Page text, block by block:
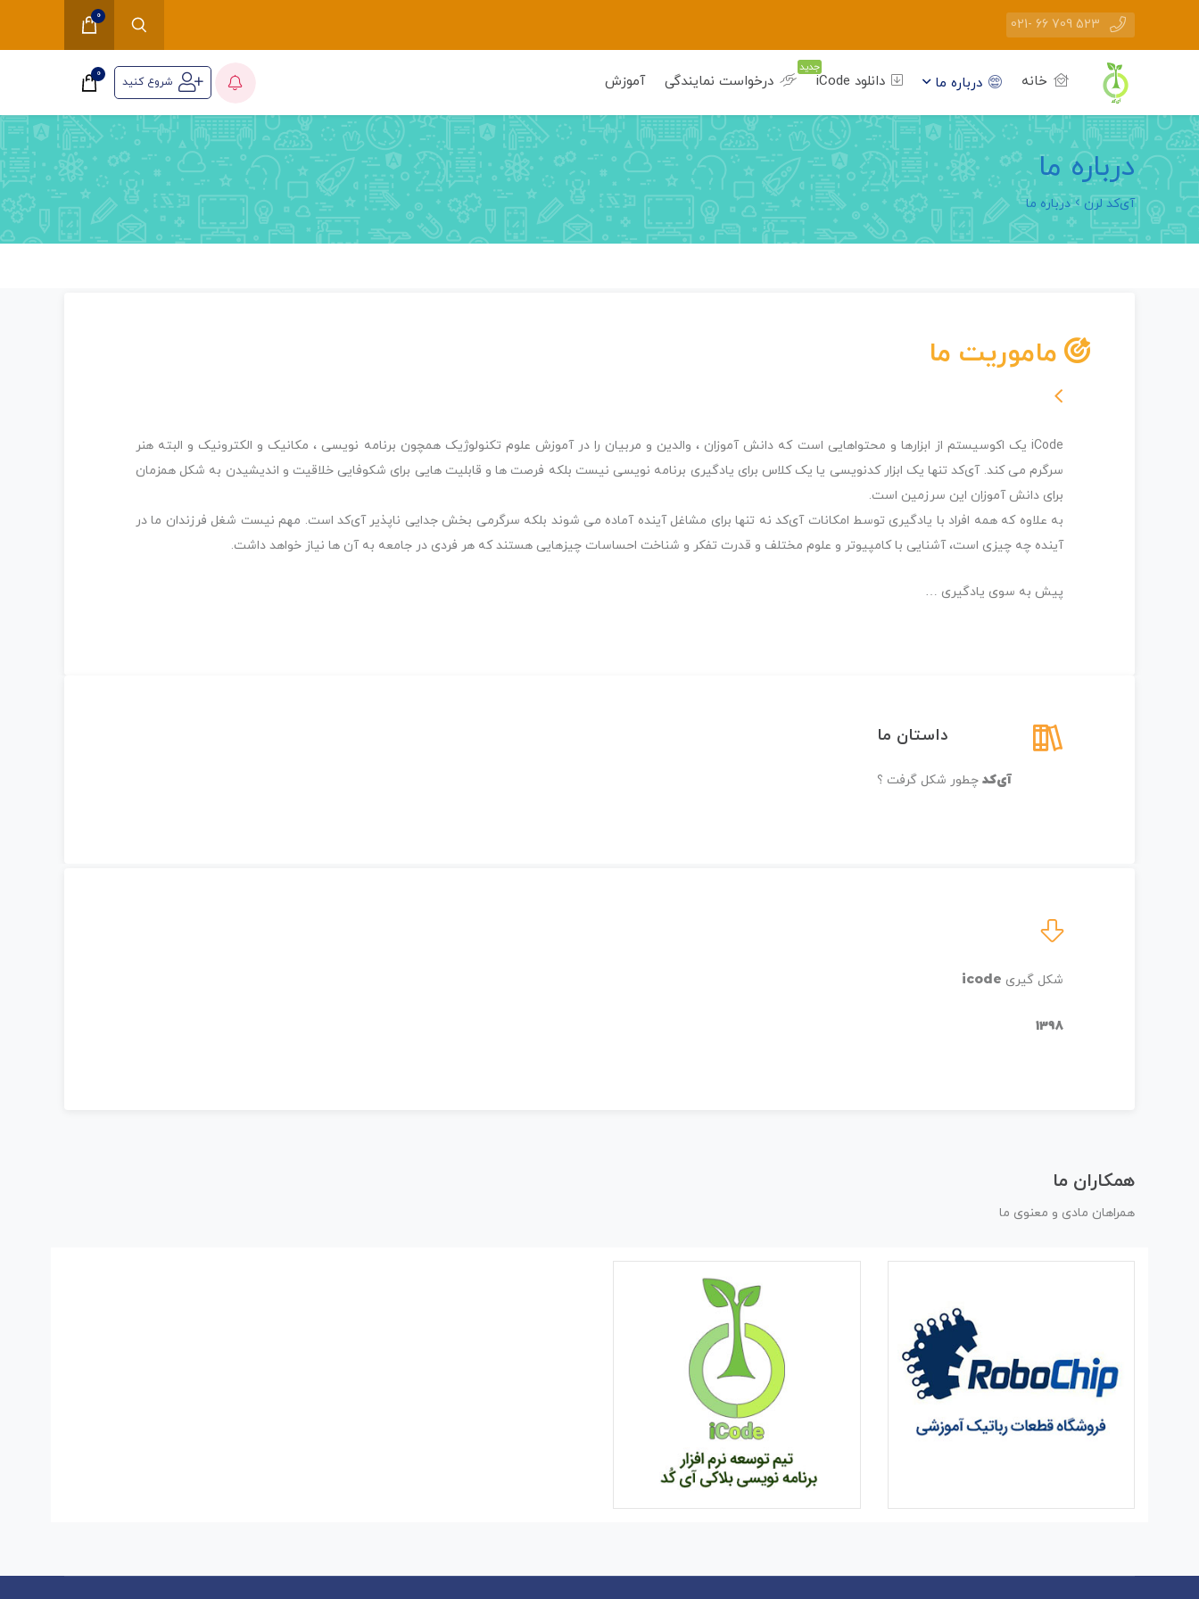
523 709 66 -021
0
خانه درباره ما دانلود iCode
جدید
درخواست نمایندگی آموزش شروع کنید
0
درباره ما
آی‌کد لرن درباره ما
ماموریت ما
iCode یک اکوسیستم از ابزارها و محتواهایی است که دانش آموزان ، والدین و مربیان را در آموزش علوم تکنولوژیک همچون برنامه نویسی ، مکانیک و الکترونیک و البته هنر
سرگرم می کند. آی‌کد تنها یک ابزار کدنویسی یا یک کلاس برای یادگیری برنامه نویسی نیست بلکه فرصت ها و قابلیت هایی برای شکوفایی خلاقیت و اندیشیدن به شکل همزمان
برای دانش آموزان این سرزمین است.
به علاوه که همه افراد با یادگیری توسط امکانات آی‌کد نه تنها برای مشاغل آینده آماده می شوند بلکه سرگرمی بخش جدایی ناپذیر آی‌کد است. مهم نیست شغل فرزندان ما در
آینده چه چیزی است، آشنایی با کامپیوتر و علوم مختلف و قدرت تفکر و شناخت احساسات چیزهایی هستند که هر فردی در جامعه به آن ها نیاز خواهد داشت.
پیش به سوی یادگیری …
داستان ما
آی‌کد چطور شکل گرفت ؟
شکل گیری icode
1398
همکاران ما
همراهان مادی و معنوی ما